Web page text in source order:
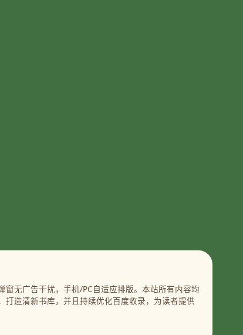
无广告干扰，手机/PC自适应排版。本站所有内容均
造清新书库，并且持续优化百度收录，为读者提供